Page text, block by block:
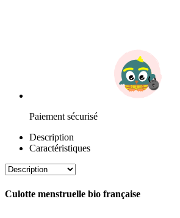
Paiement sécurisé
Description
Caractéristiques
Culotte menstruelle bio française